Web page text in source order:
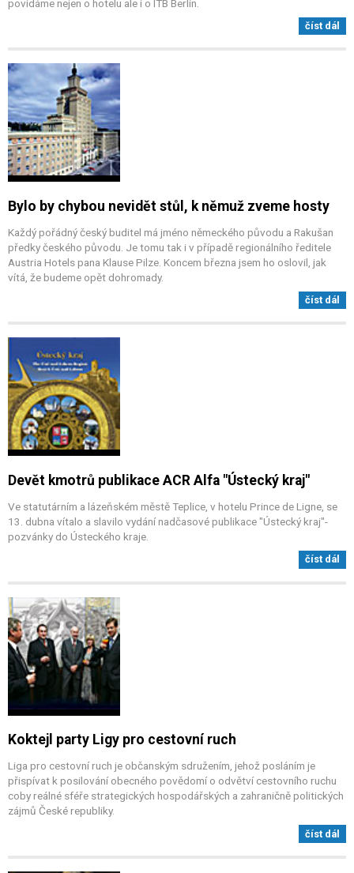
povídáme nejen o hotelu ale i o ITB Berlin.
číst dál
Bylo by chybou nevidět stůl, k němuž zveme hosty
Každý pořádný český buditel má jméno německého původu a Rakušan
předky českého původu. Je tomu tak i v případě regionálního ředitele
Austria Hotels pana Klause Pilze. Koncem března jsem ho oslovil, jak
vítá, že budeme opět dohromady.
číst dál
Devět kmotrů publikace ACR Alfa "Ústecký kraj"
Ve statutárním a lázeňském městě Teplice, v hotelu Prince de Ligne, se
13. dubna vítalo a slavilo vydání nadčasové publikace "Ústecký kraj"-
pozvánky do Ústeckého kraje.
číst dál
Koktejl party Ligy pro cestovní ruch
Liga pro cestovní ruch je občanským sdružením, jehož posláním je
přispívat k posilování obecného povědomí o odvětví cestovního ruchu
coby reálné sféře strategických hospodářských a zahraničně politických
zájmů České republiky.
číst dál